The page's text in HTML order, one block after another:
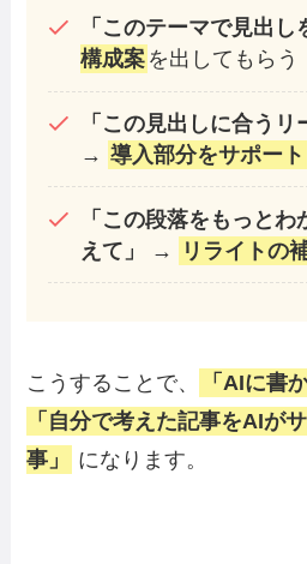
「このテーマで見出し
構成案 を出してもらう
「この見出しに合うリ
→ 導入部分をサポート
「この段落をもっと
えて」
→ リライトの
こうすることで、
「AIに書
「自分で考えた記事をAIが
事」
になります。